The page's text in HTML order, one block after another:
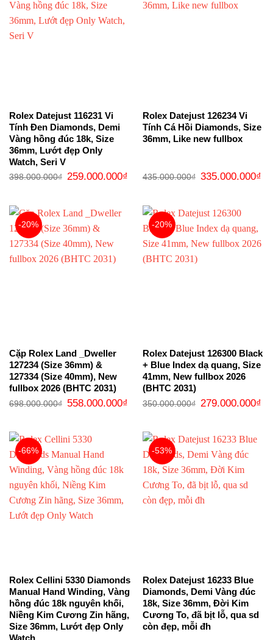
Rolex Datejust 116231 Vi
Tính Đen Diamonds, Demi
Vàng hồng đúc 18k, Size
36mm, Lướt đẹp Only
Watch, Seri V
398.000.000₫
Giá
gốc
259.000.000₫Giá
259.000.000₫.
Rolex Datejust 126234 Vi
Tính Cá Hồi Diamonds, Size
36mm, Like new fullbox
435.000.000₫
Giá
gốc
335.000.000₫
-20%
Cặp Rolex Land _Dweller
127234 (Size 36mm) &
127334 (Size 40mm), New
fullbox 2026 (BHTC 2031)
698.000.000₫
Giá
gốc
558.000.000₫Giá
hiện
558.000.000₫.
-20%
Rolex Datejust 126300 Black
+ Blue Index dạ quang, Size
41mm, New fullbox 2026
(BHTC 2031)
350.000.000₫
Giá
gốc
279.000.000₫
-66%
Rolex Cellini 5330 Diamonds
Manual Hand Winding, Vàng
hồng đúc 18k nguyên khối,
Niềng Kim Cương Zin hãng,
Size 36mm, Lướt đẹp Only
Watch
-53%
Rolex Datejust 16233 Blue
Diamonds, Demi Vàng đúc
18k, Size 36mm, Đời Kim
Cương To, đã bịt lỗ, qua sd
còn đẹp, mỗi đh